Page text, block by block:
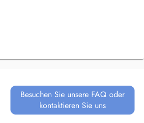
Besuchen Sie unsere FAQ oder
kontaktieren Sie uns